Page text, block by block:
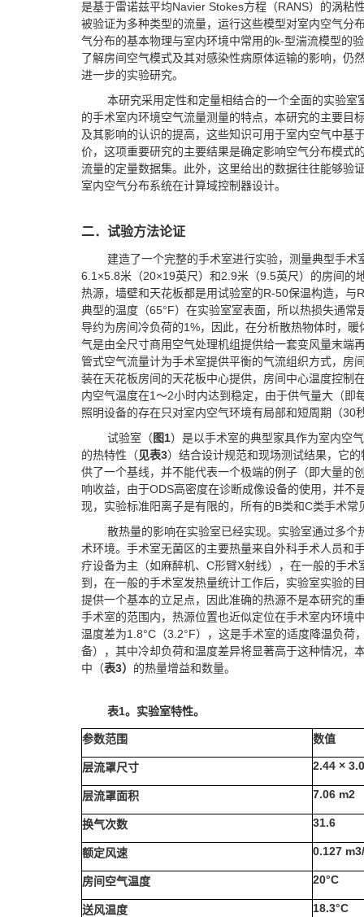
是基于雷诺兹平均Navier Stokes方程（RANS）的涡粘
被验证为多种类型的流量，运行这些模型对室内空气分
气分布的基本物理与室内环境中常用的k-型湍流模型的
了解房间空气模式及其对感染性病原体运输的影响，仍
进一步的实验研究。
本研究采用定性和定量相结合的一个全面的实验室
的手术室内环境空气流量测量的特点，本研究的主要目
及其影响的认识的提高，这些知识可用于室内空气中基
价，这项重要研究的主要结果是确定影响空气分布模式
流量的定量数据集。此外，这里给出的数据往往能够验
室内空气分布系统在计算域控制器设计。
二．试验方法论证
建造了一个完整的手术室进行实验，测量典型手
6.1×5.8米（20×19英尺）和2.9米（9.5英尺）的房间的
热源，墙壁和天花板都是用试验室的R-50保温构造，与
典型的温度（65°F）在实验室室表面，所以热损失通常
导约为房间冷负荷的1%，因此，在分析散热物体时，
气是由全尺寸商用空气处理机组提供给一套变风量末端
管式空气流量计为手术室提供平衡的气流组织方式，房
装在天花板房间的天花板中心提供，房间中心温度控制
内空气温度在1～2小时内达到稳定，由于供气量大（即
照明设备的存在只对室内空气环境有局部和短周期（30
试验室（图1）是以手术室的典型家具作为室内空
的热特性（见表3）结合设计规范和现场测试结果，它
供了一个基线，并不能代表一个极端的例子（即大量的
响收益，由于ODS高密度在诊断成像设备的使用，并不
现，实验标准阳离子是有限的，所有的B类和C类手术常
散热量的影响在实验室已经实现。实验室通过多个
术环境。手术室无菌区的主要热量来自外科手术人员和
疗设备为主（如麻醉机、C形臂X射线），在一般的手
到，在一般的手术室发热量统计工作后，实验室实验的
提供一个基本的立足点，因此准确的热源不是本研究的
手术室的范围内，热源位置也近似定位在手术室内环境
温度差为1.8°C（3.2°F），这是手术室的适度降温负荷
备），其中冷却负荷和温度差异将显著高于这种情况，
中（表3） 的热量增益和数量。
表1。实验室特性。
参数范围 数值
层流罩尺寸 2.44 ×
层流罩面积 7.06 m2
换气次数 31.6
额定风速 0.127
房间空气温度 20°C
送风温度 18.3°C